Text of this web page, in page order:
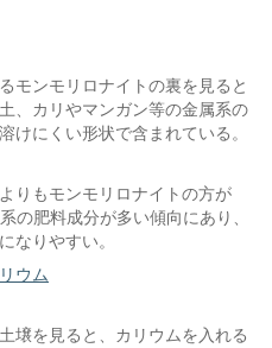
モンモリロナイトの裏を見ると
、カリやマンガン等の金属系の
けにくい形状で含まれている。
りもモンモリロナイトの方が
の肥料成分が多い傾向にあり、
なりやすい。
ウム
壌を見ると、カリウムを入れる